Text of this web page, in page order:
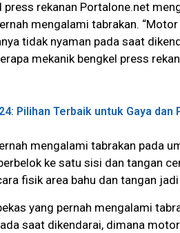
press rekanan Portalone.net
mengalami tabrakan.
tidak nyaman pada saat
mekanik bengkel press
Pilihan Terbaik untuk Gaya dan
mengalami tabrakan pada
ke satu sisi dan tangan
fisik area bahu dan tangan
yang pernah mengalami
saat dikendarai, dimana